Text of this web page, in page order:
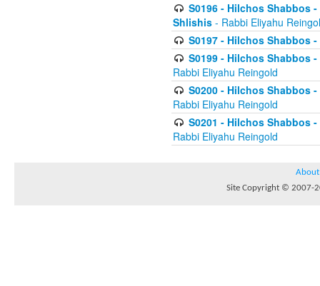
S0196 - Hilchos Shabbos
Shlishis - Rabbi Eliyahu
S0197 - Hilchos Shabbos
S0199 - Hilchos Shabbos
Rabbi Eliyahu Reingold
S0200 - Hilchos Shabbos
Rabbi Eliyahu Reingold
S0201 - Hilchos Shabbos
Rabbi Eliyahu Reingold
About
Site Copyright © 2007-